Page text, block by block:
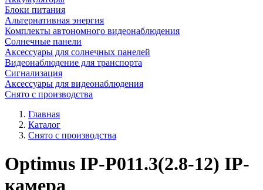
Блоки питания
Альтернативная энергия
Комплекты автономного видеонаблюдения
Солнечные панели
Аксессуары для солнечных панелей
Видеонаблюдение для транспорта
Сигнализация
Аксессуары для видеонаблюдения
Снято с производства
Главная
Каталог
Снято с производства
Optimus IP-P011.3(2.8-12) IP-
камера